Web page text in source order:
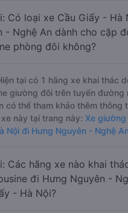
Có loại xe Cầu Giấy - Hà
- Nghệ An dành cho cặp
phòng đôi không?
tại có 1 hãng xe khai thác
giường đôi trên tuyến đường
có thể tham khảo thêm thông
này tại trang này: Xe giường
Nội đi Hưng Nguyên - Nghệ
Các hãng xe nào khai
đi Hưng Nguyên -
- Hà Nội?